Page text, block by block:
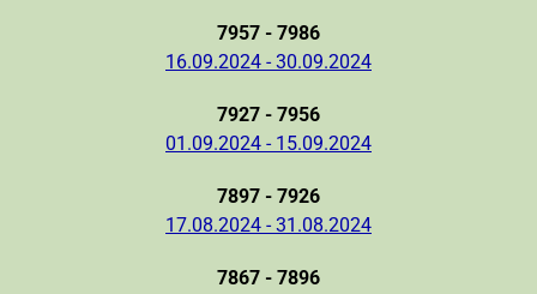
7957 - 7986
16.09.2024 - 30.09.2024
7927 - 7956
01.09.2024 - 15.09.2024
7897 - 7926
17.08.2024 - 31.08.2024
7867 - 7896